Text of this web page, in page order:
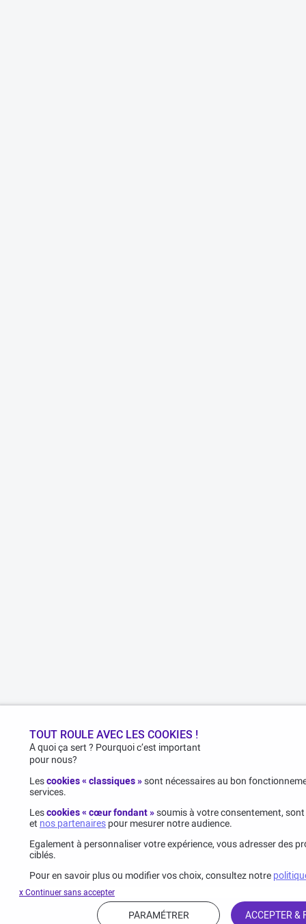
TOUT ROULE AVEC LES COOKIES !
A quoi ça sert ? Pourquoi c’est important
pour nous?
Lescookies « classiques »sont nécessaires au bon
services.
Lescookies « cœur fondant »soumis à votre consentement,
et nos partenaires pour mesurer notre audience.
Egalement à personnaliser votre expérience, vous adresser des
ciblés.
Pour en savoir plus ou modifier vos choix, consultez notre
ACCEPTER &
PARAMÉTRER
x Continuer sans accepter